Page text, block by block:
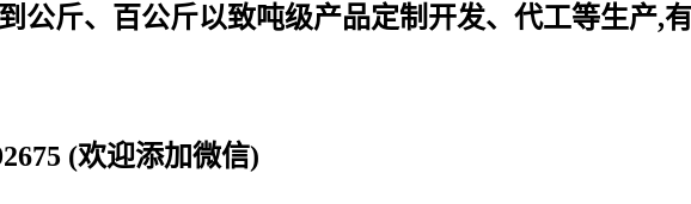
公斤、百公斤以致吨级产品定制开发、代工等生产,
(欢迎添加微信)